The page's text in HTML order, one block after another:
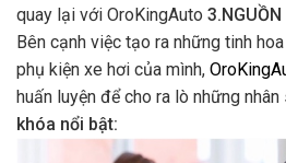
quay lại với OroKingAuto
Bên cạnh việc tạo ra những tinh
phụ kiện xe hơi của mình,
huấn luyện để cho ra lò những
khóa nổi bật: